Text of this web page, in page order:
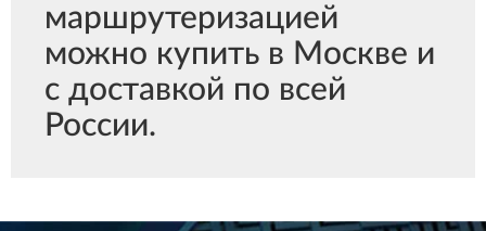
маршрутеризацией
можно купить в Москве и
с доставкой по всей
России.